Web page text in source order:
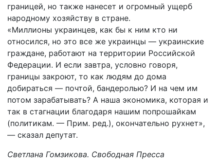
границей, но также нанесет и огромный ущерб
народному хозяйству в стране.
«Миллионы украинцев, как бы к ним кто ни
относился, но это все же украинцы — украинские
граждане, работают на территории Российской
Федерации. И если завтра, условно говоря,
границы закроют, то как людям до дома
добираться — почтой, бандеролью? И на чем им
потом зарабатывать? А наша экономика, которая и
так в стагнации благодаря нашим попрошайкам
(политикам. — Прим. ред.), окончательно рухнет»,
— сказал депутат.
Светлана Гомзикова. Свободная Пресса